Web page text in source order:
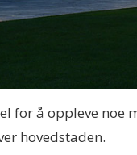
for å oppleve noe
hovedstaden.